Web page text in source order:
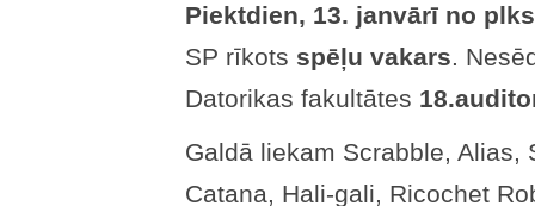
Piektdien, 13. janvārī no
SP rīkots spēļu vakars.
Datorikas fakultātes
Galdā liekam Scrabble, Alias,
Catana, Hali-gali, Ricochet